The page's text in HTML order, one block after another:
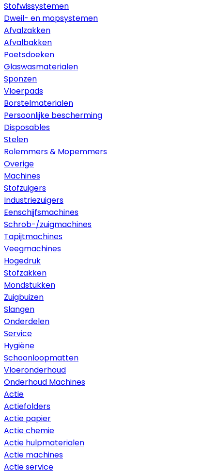
Stofwissystemen
Dweil- en mopsystemen
Afvalzakken
Afvalbakken
Poetsdoeken
Glaswasmaterialen
Sponzen
Vloerpads
Borstelmaterialen
Persoonlijke bescherming
Disposables
Stelen
Rolemmers & Mopemmers
Overige
Machines
Stofzuigers
Industriezuigers
Eenschijfsmachines
Schrob-/zuigmachines
Tapijtmachines
Veegmachines
Hogedruk
Stofzakken
Mondstukken
Zuigbuizen
Slangen
Onderdelen
Service
Hygiëne
Schoonloopmatten
Vloeronderhoud
Onderhoud Machines
Actie
Actiefolders
Actie papier
Actie chemie
Actie hulpmaterialen
Actie machines
Actie service